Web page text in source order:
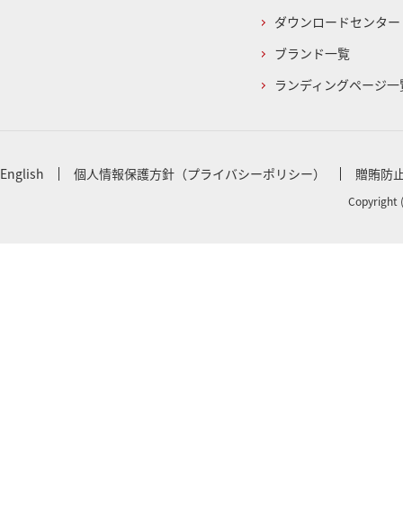
ダウンロードセンター
ブランド一覧
ランディングページ一
English 個人情報保護方針（プライバシーポリシー） 贈賄防
Copyright